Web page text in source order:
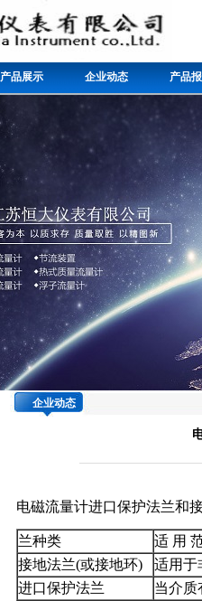
产品展示 企业动态 产品
企业动态
电磁流量计进口保护法兰和
兰种类
适 用
接地法兰(或接地环)
适用于
进口保护法兰
当介质